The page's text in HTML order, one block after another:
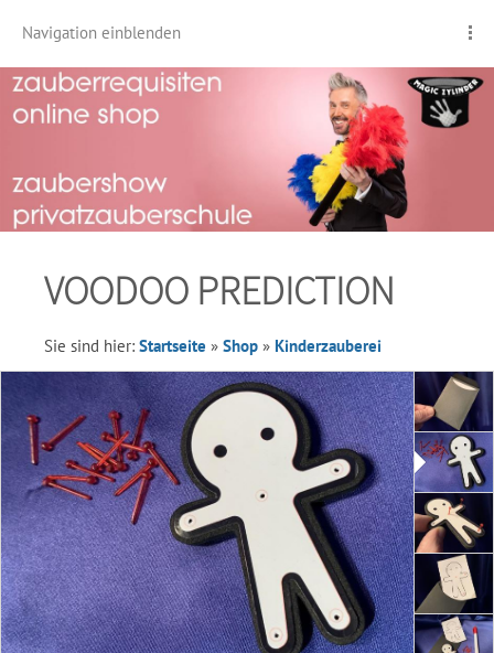
Navigation einblenden
VOODOO PREDICTION
Sie sind hier: Startseite » Shop » Kinderzauberei